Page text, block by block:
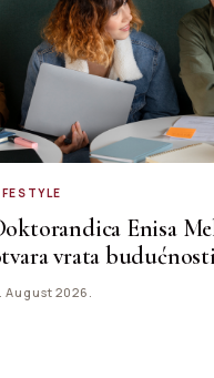
Enisa
vrata budućnosti
August 2026.